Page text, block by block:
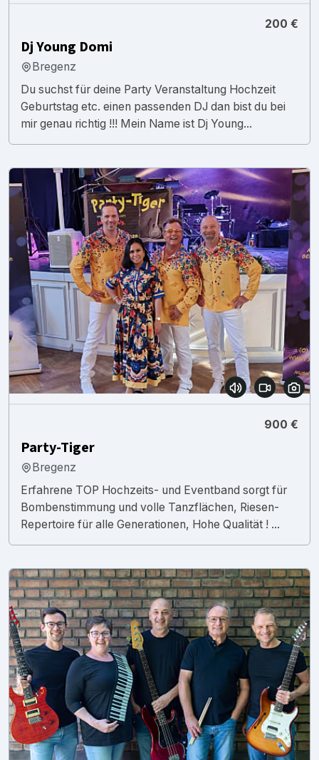
200 €
Dj Young Domi
Bregenz
Du suchst für deine Party Veranstaltung Hochzeit
Geburtstag etc. einen passenden DJ dan bist du bei
mir genau richtig !!! Mein Name ist Dj Young...
900 €
Party-Tiger
Bregenz
Erfahrene TOP Hochzeits- und Eventband sorgt für
Bombenstimmung und volle Tanzflächen, Riesen-
Repertoire für alle Generationen, Hohe Qualität ! ...